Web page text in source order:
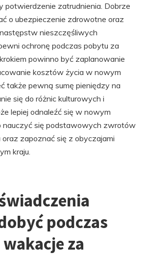
potwierdzenie zatrudnienia. Dobrze
o ubezpieczenie zdrowotne oraz
nieszczęśliwych
ochronę podczas pobytu za
powinno być zaplanowanie
kosztów życia w nowym
także pewną sumę pieniędzy na
się do różnic kulturowych i
lepiej odnaleźć się w nowym
nauczyć się podstawowych zwrotów
zapoznać się z obyczajami
kraju.
podczas
za